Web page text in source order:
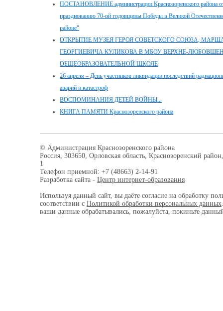
ПОСТАНОВЛЕНИЕ администрации Краснозоренского района
празднованию 70-ой годовщины Победы в Великой
районе"
ОТКРЫТИЕ МУЗЕЯ ГЕРОЯ СОВЕТСКОГО СОЮЗА,
ГЕОРГИЕВИЧА КУЛИКОВА В МБОУ ВЕРХНЕ-
ОБЩЕОБРАЗОВАТЕЛЬНОЙ ШКОЛЕ
26 апреля – День участников ликвидации последствий
аварий и катастроф
ВОСПОМИНАНИЯ ДЕТЕЙ ВОЙНЫ...
КНИГА ПАМЯТИ Краснозоренского района
© Администрация Краснозоренского района
Россия, 303650, Орловская область, Краснозоренский
1
Телефон приемной: +7 (48663) 2-14-91
Разработка сайта - Центр интернет-образования
Используя данный сайт, вы даёте согласие на обработку
соответствии с Политикой обработки персональных данных
ваши данные обрабатывались, пожалуйста, покиньте